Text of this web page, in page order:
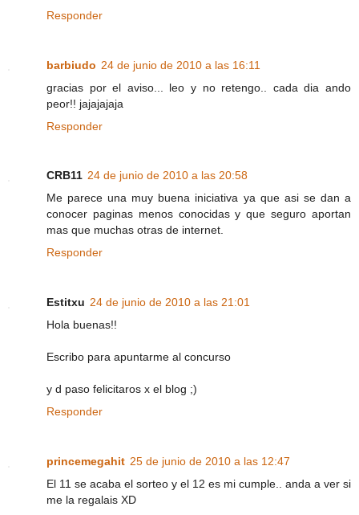
Responder
barbiudo 24 de junio de 2010 a las 16:11
gracias por el aviso... leo y no retengo.. cada dia ando
peor!! jajajajaja
Responder
CRB11 24 de junio de 2010 a las 20:58
Me parece una muy buena iniciativa ya que asi se dan a
conocer paginas menos conocidas y que seguro aportan
mas que muchas otras de internet.
Responder
Estitxu 24 de junio de 2010 a las 21:01
Hola buenas!!
Escribo para apuntarme al concurso
y d paso felicitaros x el blog ;)
Responder
princemegahit 25 de junio de 2010 a las 12:47
El 11 se acaba el sorteo y el 12 es mi cumple.. anda a ver si
me la regalais XD